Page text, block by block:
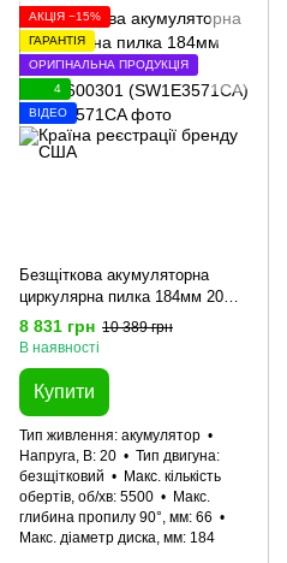
АКЦІЯ −15%
ГАРАНТІЯ
ОРИГІНАЛЬНА ПРОДУКЦІЯ
4
ВІДЕО
Безщіткова акумуляторна
циркулярна пилка 184мм 20В
SKIL 3571 CA XP 11071600301
(SW1E3571CA)
8 831 грн 10 389 грн
В наявності
Купити
Тип живлення акумулятор
Напруга, В 20
Тип двигуна
безщітковий
Макс. кількість
обертів, об/хв 5500
Макс.
глибина пропилу 90°, мм 66
Макс. діаметр диска, мм 184